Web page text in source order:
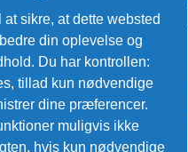
sikre, at dette websted
din oplevelse og
Du har kontrollen:
tillad kun nødvendige
dine præferencer.
muligvis ikke
hvis kun nødvendige